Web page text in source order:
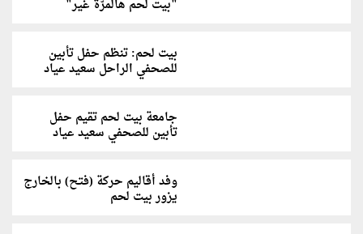
"بيت لحم هالمرّة غير"
بيت لحم: تنظم حفل تأبين
للصحفي الراحل سعيد عياد
جامعة بيت لحم تقيم حفل
تأبين للصحفي سعيد عياد
وفد أقاليم حركة (فتح) بالخارج
يزور بيت لحم